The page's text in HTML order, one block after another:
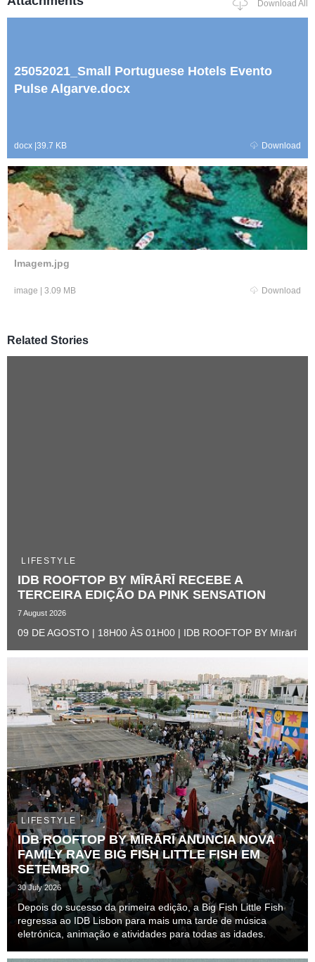
Download All
25052021_Small Portuguese Hotels Evento
Pulse Algarve.docx
docx |39.7 KB Download
Imagem.jpg
image | 3.09 MB Download
Related Stories
LIFESTYLE
IDB ROOFTOP BY MĪRĀRĪ RECEBE A
TERCEIRA EDIÇÃO DA PINK SENSATION ​
7 August 2026
09 DE AGOSTO | 18H00 ÀS 01H00 | IDB ROOFTOP BY Mīrārī
LIFESTYLE
IDB ROOFTOP BY MĪRĀRĪ ANUNCIA NOVA
FAMILY RAVE BIG FISH LITTLE FISH EM
SETEMBRO
30 July 2026
Depois do sucesso da primeira edição, a Big Fish Little Fish
regressa ao IDB Lisbon para mais uma tarde de música
eletrónica, animação e atividades para todas as idades.